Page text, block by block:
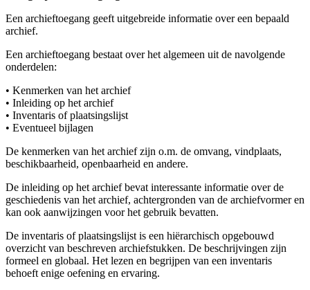
Een archieftoegang geeft uitgebreide informatie over een bepaald
archief.
Een archieftoegang bestaat over het algemeen uit de navolgende
onderdelen:
• Kenmerken van het archief
• Inleiding op het archief
• Inventaris of plaatsingslijst
• Eventueel bijlagen
De kenmerken van het archief zijn o.m. de omvang, vindplaats,
beschikbaarheid, openbaarheid en andere.
De inleiding op het archief bevat interessante informatie over de
geschiedenis van het archief, achtergronden van de archiefvormer en
kan ook aanwijzingen voor het gebruik bevatten.
De inventaris of plaatsingslijst is een hiërarchisch opgebouwd
overzicht van beschreven archiefstukken. De beschrijvingen zijn
formeel en globaal. Het lezen en begrijpen van een inventaris
behoeft enige oefening en ervaring.